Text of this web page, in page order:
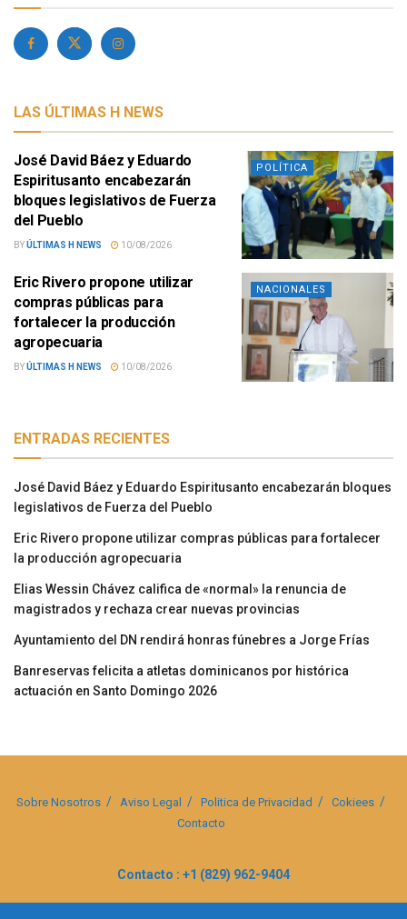
LAS ÚLTIMAS H NEWS
POLÍTICA
José David Báez y Eduardo
Espiritusanto encabezarán
bloques legislativos de Fuerza
del Pueblo
BYÚLTIMAS H NEWS 10/08/2026
NACIONALES
Eric Rivero propone utilizar
compras públicas para
fortalecer la producción
agropecuaria
BYÚLTIMAS H NEWS 10/08/2026
ENTRADAS RECIENTES
José David Báez y Eduardo Espiritusanto encabezarán bloques
legislativos de Fuerza del Pueblo
Eric Rivero propone utilizar compras públicas para fortalecer
la producción agropecuaria
Elias Wessin Chávez califica de «normal» la renuncia de
magistrados y rechaza crear nuevas provincias
Ayuntamiento del DN rendirá honras fúnebres a Jorge Frías
Banreservas felicita a atletas dominicanos por histórica
actuación en Santo Domingo 2026
Sobre Nosotros Aviso Legal Politica de Privacidad
Cokiees
Contacto
Contacto : +1 (829) 962-9404